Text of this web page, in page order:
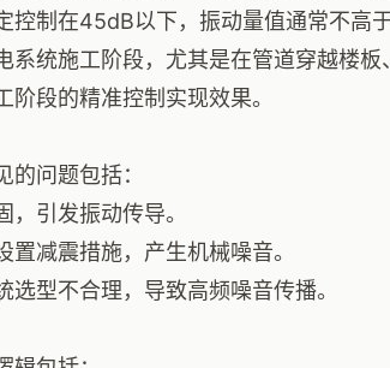
控制在45dB以下，振动量值通常不高
系统施工阶段，尤其是在管道穿越楼
段的精准控制实现效果。
问题包括：
引发振动传导。
减震措施，产生机械噪音。
型不合理，导致高频噪音传播。